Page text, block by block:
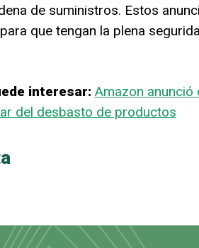
de suministros. Estos
que tengan la plena
interesar: Amazon
del desbasto de productos